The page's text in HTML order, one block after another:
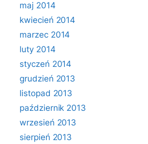
maj 2014
kwiecień 2014
marzec 2014
luty 2014
styczeń 2014
grudzień 2013
listopad 2013
październik 2013
wrzesień 2013
sierpień 2013